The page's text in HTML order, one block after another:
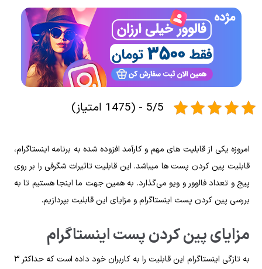
5/5 - (1475 امتیاز)
امروزه یکی از قابلیت‌ های مهم و کارآمد افزوده شده به برنامه اینستاگرام،
قابلیت پین کردن پست‌ ها میباشد. این قابلیت تاثیرات شگرفی را بر روی
پیج و تعداد فالوور و ویو می‌گذارد. به همین جهت ما اینجا هستیم تا به
بررسی پین کردن پست اینستاگرام و مزایای این قابلیت بپردازیم.
مزایای پین کردن پست اینستاگرام
به تازگی اینستاگرام این قابلیت را به کاربران خود داده است که حداکثر ۳